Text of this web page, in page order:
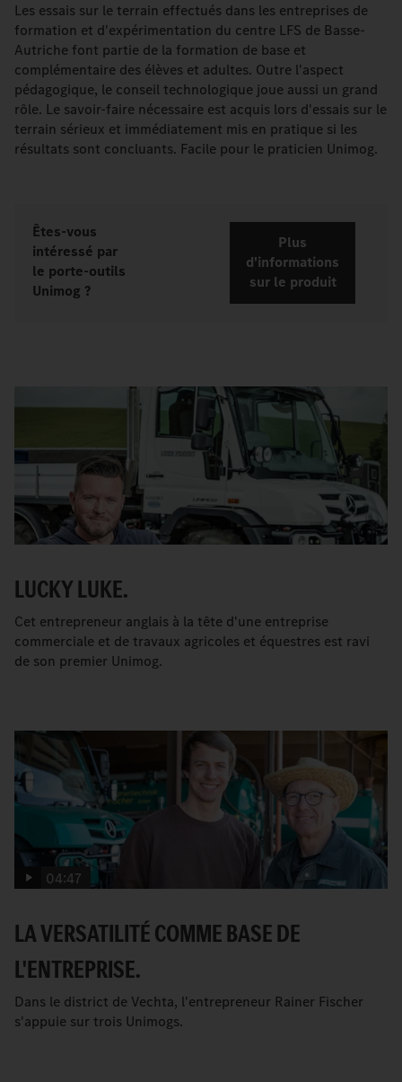
Les essais sur le terrain effectués dans les entreprises de
formation et d'expérimentation du centre LFS de Basse-
Autriche font partie de la formation de base et
complémentaire des élèves et adultes. Outre l'aspect
pédagogique, le conseil technologique joue aussi un grand
rôle. Le savoir-faire nécessaire est acquis lors d'essais sur le
terrain sérieux et immédiatement mis en pratique si les
résultats sont concluants. Facile pour le praticien Unimog.
Êtes-vous
intéressé par
le porte-outils
Unimog ?
Plus
d'informations
sur le produit
LUCKY LUKE.
Cet entrepreneur anglais à la tête d'une entreprise
commerciale et de travaux agricoles et équestres est ravi
de son premier Unimog.
04:47
LA VERSATILITÉ COMME BASE DE
L'ENTREPRISE.
Dans le district de Vechta, l'entrepreneur Rainer Fischer
s'appuie sur trois Unimogs.